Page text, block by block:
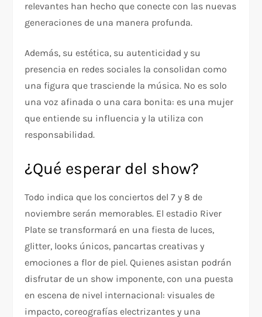
relevantes han hecho que conecte con las nuevas
generaciones de una manera profunda.
Además, su estética, su autenticidad y su
presencia en redes sociales la consolidan como
una figura que trasciende la música. No es solo
una voz afinada o una cara bonita: es una mujer
que entiende su influencia y la utiliza con
responsabilidad.
¿Qué esperar del show?
Todo indica que los conciertos del 7 y 8 de
noviembre serán memorables. El estadio River
Plate se transformará en una fiesta de luces,
glitter, looks únicos, pancartas creativas y
emociones a flor de piel. Quienes asistan podrán
disfrutar de un show imponente, con una puesta
en escena de nivel internacional: visuales de
impacto, coreografías electrizantes y una